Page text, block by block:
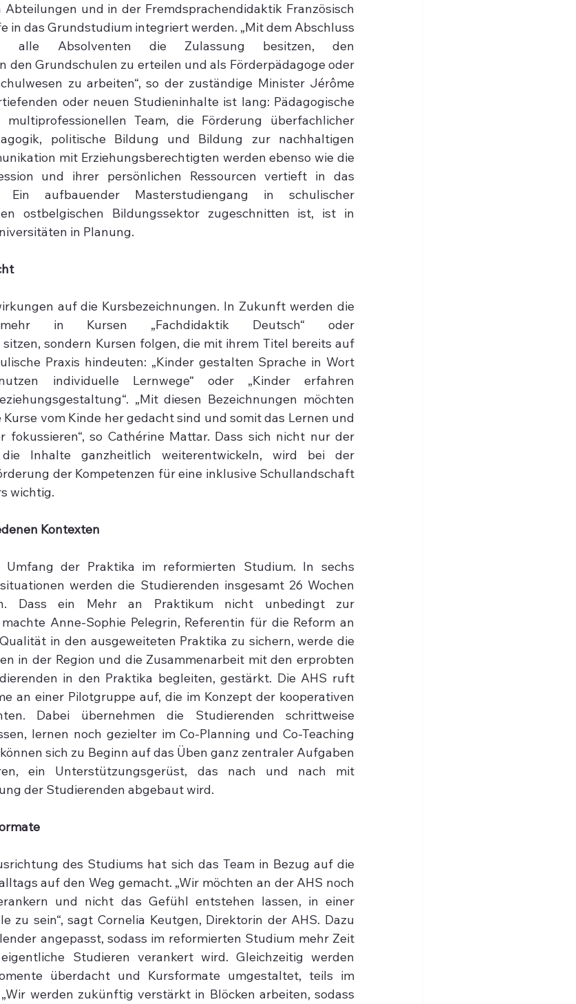
und in der Fremdsprachendidaktik Französisch
in das Grundstudium integriert werden. „Mit dem Abschluss
alle Absolventen die Zulassung besitzen, den
den Grundschulen zu erteilen und als Förderpädagoge oder
zu arbeiten“, so der zuständige Minister Jérôme
oder neuen Studieninhalte ist lang: Pädagogische
Team, die Förderung überfachlicher
politische Bildung und Bildung zur nachhaltigen
mit Erziehungsberechtigten werden ebenso wie die
und ihrer persönlichen Ressourcen vertieft in das
Ein aufbauender Masterstudiengang in schulischer
ostbelgischen Bildungssektor zugeschnitten ist, ist in
in Planung.
auf die Kursbezeichnungen. In Zukunft werden die
in Kursen „Fachdidaktik Deutsch“ oder
sitzen, sondern Kursen folgen, die mit ihrem Titel bereits auf
Praxis hindeuten: „Kinder gestalten Sprache in Wort
individuelle Lernwege“ oder „Kinder erfahren
„Mit diesen Bezeichnungen möchten
vom Kinde her gedacht sind und somit das Lernen und
fokussieren“, so Cathérine Mattar. Dass sich nicht nur der
Inhalte ganzheitlich weiterentwickeln, wird bei der
der Kompetenzen für eine inklusive Schullandschaft
wichtig.
Kontexten
der Praktika im reformierten Studium. In sechs
werden die Studierenden insgesamt 26 Wochen
Dass ein Mehr an Praktikum nicht unbedingt zur
Anne-Sophie Pelegrin, Referentin für die Reform an
in den ausgeweiteten Praktika zu sichern, werde die
in der Region und die Zusammenarbeit mit den erprobten
in den Praktika begleiten, gestärkt. Die AHS ruft
an einer Pilotgruppe auf, die im Konzept der kooperativen
Dabei übernehmen die Studierenden schrittweise
lernen noch gezielter im Co-Planning und Co-Teaching
sich zu Beginn auf das Üben ganz zentraler Aufgaben
ein Unterstützungsgerüst, das nach und nach mit
der Studierenden abgebaut wird.
des Studiums hat sich das Team in Bezug auf die
auf den Weg gemacht. „Wir möchten an der AHS noch
und nicht das Gefühl entstehen lassen, in einer
zu sein“, sagt Cornelia Keutgen, Direktorin der AHS. Dazu
angepasst, sodass im reformierten Studium mehr Zeit
Studieren verankert wird. Gleichzeitig werden
überdacht und Kursformate umgestaltet, teils im
werden zukünftig verstärkt in Blöcken arbeiten, sodass